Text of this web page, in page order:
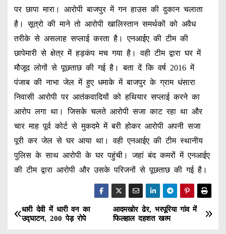
पर छापा मारा। आरोपी बाजपुर में गन हाउस की दुकान चलाता
है। सूत्रो की माने तो आरोपी खालिस्तान समर्थकों को अवैध
तरीके से असलाह सप्लाई करता है। एनआईए की टीम की
छापेमारी से क्षेत्र में हड़कंप मच गया है। वही टीम द्वारा घर में
मौजूद लोगों से पूछताछ की गई है। बता दें कि वर्ष 2016 में
पंजाब की नाभा जेल में हुए धमाके में बाजपुर के ग्राम धंसारा
निवासी आरोपी पर आतंकवादियों को हथियार सप्लाई करने का
आरोप लगा था। जिसके चलते आरोपी सजा काट रहा था और
चार माह पूर्व कोर्ट से मुकदमे में बरी होकर आरोपी अपनी सजा
पूरी कर जेल से घर आया था। वही एनआईए की टीम स्थानीय
पुलिस के साथ आरोपी के घर पहुंची। जहां बंद कमरों में एनआईए
की टीम द्वारा आरोपी और उसके परिजनों से पूछताछ की गई है।
P
आदमखोर ढेर, भरपूरिया गांव में
फिलहाल दहशत खत्म
धारी देवी में धारी वन का
उद्घाटन, 200 पेड़ रोपे